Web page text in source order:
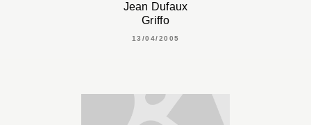
Jean Dufaux
Griffo
13/04/2005